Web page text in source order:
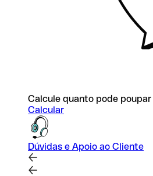
Calcule quanto pode
Calcular
Dúvidas e Apoio ao Cliente